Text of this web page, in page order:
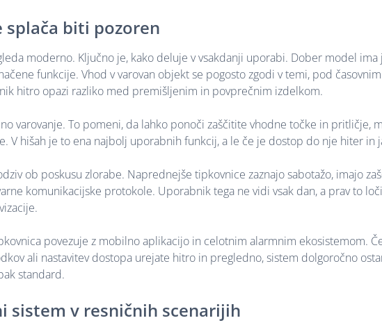
splača biti pozoren
moderno. Ključno je, kako deluje v vsakdanji uporabi. Dober model ima
funkcije. Vhod v varovan objekt se pogosto zgodi v temi, pod
hitro opazi razliko med premišljenim in povprečnim izdelkom.
varovanje. To pomeni, da lahko ponoči zaščitite vhodne točke in pritličje,
V hišah je to ena najbolj uporabnih funkcij, a le če je dostop do nje hiter in
ob poskusu zlorabe. Naprednejše tipkovnice zaznajo sabotažo, imajo
komunikacijske protokole. Uporabnik tega ne vidi vsak dan, a prav to
povezuje z mobilno aplikacijo in celotnim alarmnim ekosistemom.
ali nastavitev dostopa urejate hitro in pregledno, sistem dolgoročno
standard.
sistem v resničnih scenarijih